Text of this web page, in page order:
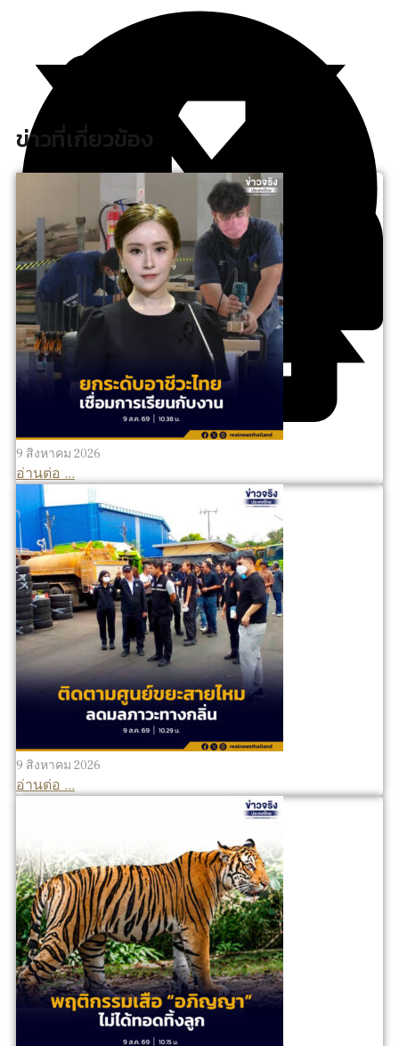
ข่าวที่เกี่ยวข้อง
9 สิงหาคม 2026
อ่านต่อ ...
9 สิงหาคม 2026
อ่านต่อ ...